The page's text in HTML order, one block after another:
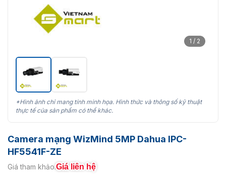
1 / 2
*Hình ảnh chỉ mang tính minh họa. Hình thức và thông số kỹ thuật
thực tế của sản phẩm có thể khác.
Camera mạng WizMind 5MP Dahua IPC-
HF5541F-ZE
Giá tham khảo:Giá liên hệ